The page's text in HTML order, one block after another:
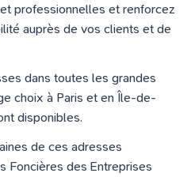
professionnelles et renforcez
auprès de vos clients et de
dans toutes les grandes
choix à Paris et en Île-de-
disponibles.
de ces adresses
Foncières des Entreprises